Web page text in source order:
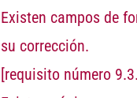
Existen campos de
su corrección.
[requisito número